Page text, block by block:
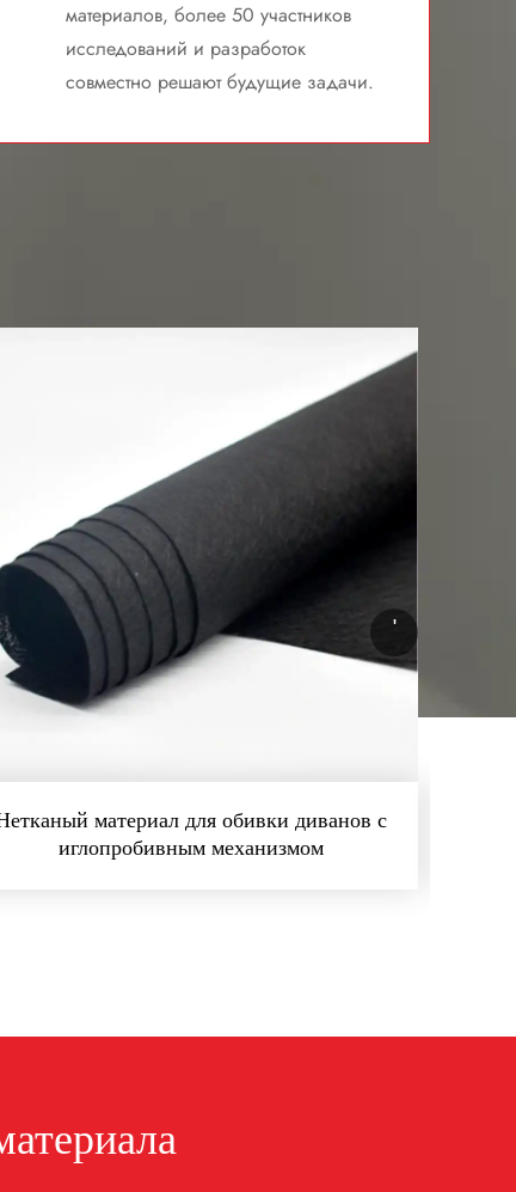
материалов, более 50 участников
исследований и разработок
совместно решают будущие задачи.
материал для обивки диванов с
иглопробивным механизмом
'